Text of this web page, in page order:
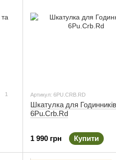
1 Артикул: 6PU.CRB.RD
Шкатулка для Годинників
6Pu.Crb.Rd
1 990 грн Купити